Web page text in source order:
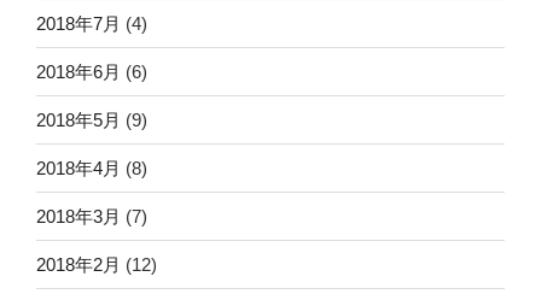
2018年7月 (4)
2018年6月 (6)
2018年5月 (9)
2018年4月 (8)
2018年3月 (7)
2018年2月 (12)